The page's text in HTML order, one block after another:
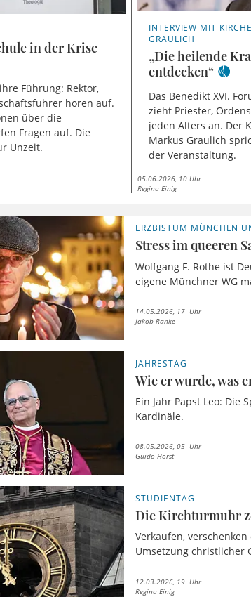
in der Krise
Führung: Rektor,
hören auf.
über die
Fragen auf. Die
Unzeit.
INTERVIEW MIT
GRAULICH
„Die heilende
entdecken“
Das Benedikt XVI.
zieht Priester,
jeden Alters an. Der
Markus Graulich
der Veranstaltung.
05.06.2026, 10 Uhr
Regina Einig
ERZBISTUM MÜNCHEN
Stress im queeren
Wolfgang F. Rothe ist
eigene Münchner WG
14.05.2026, 17 Uhr
Jakob Ranke
JAHRESTAG
Wie er wurde, was
Ein Jahr Papst Leo: Die
Kardinäle.
08.05.2026, 05 Uhr
Guido Horst
STUDIENTAG
Die Kirchturmuhr
Verkaufen,
Umsetzung christlicher
12.03.2026, 19 Uhr
Regina Einig